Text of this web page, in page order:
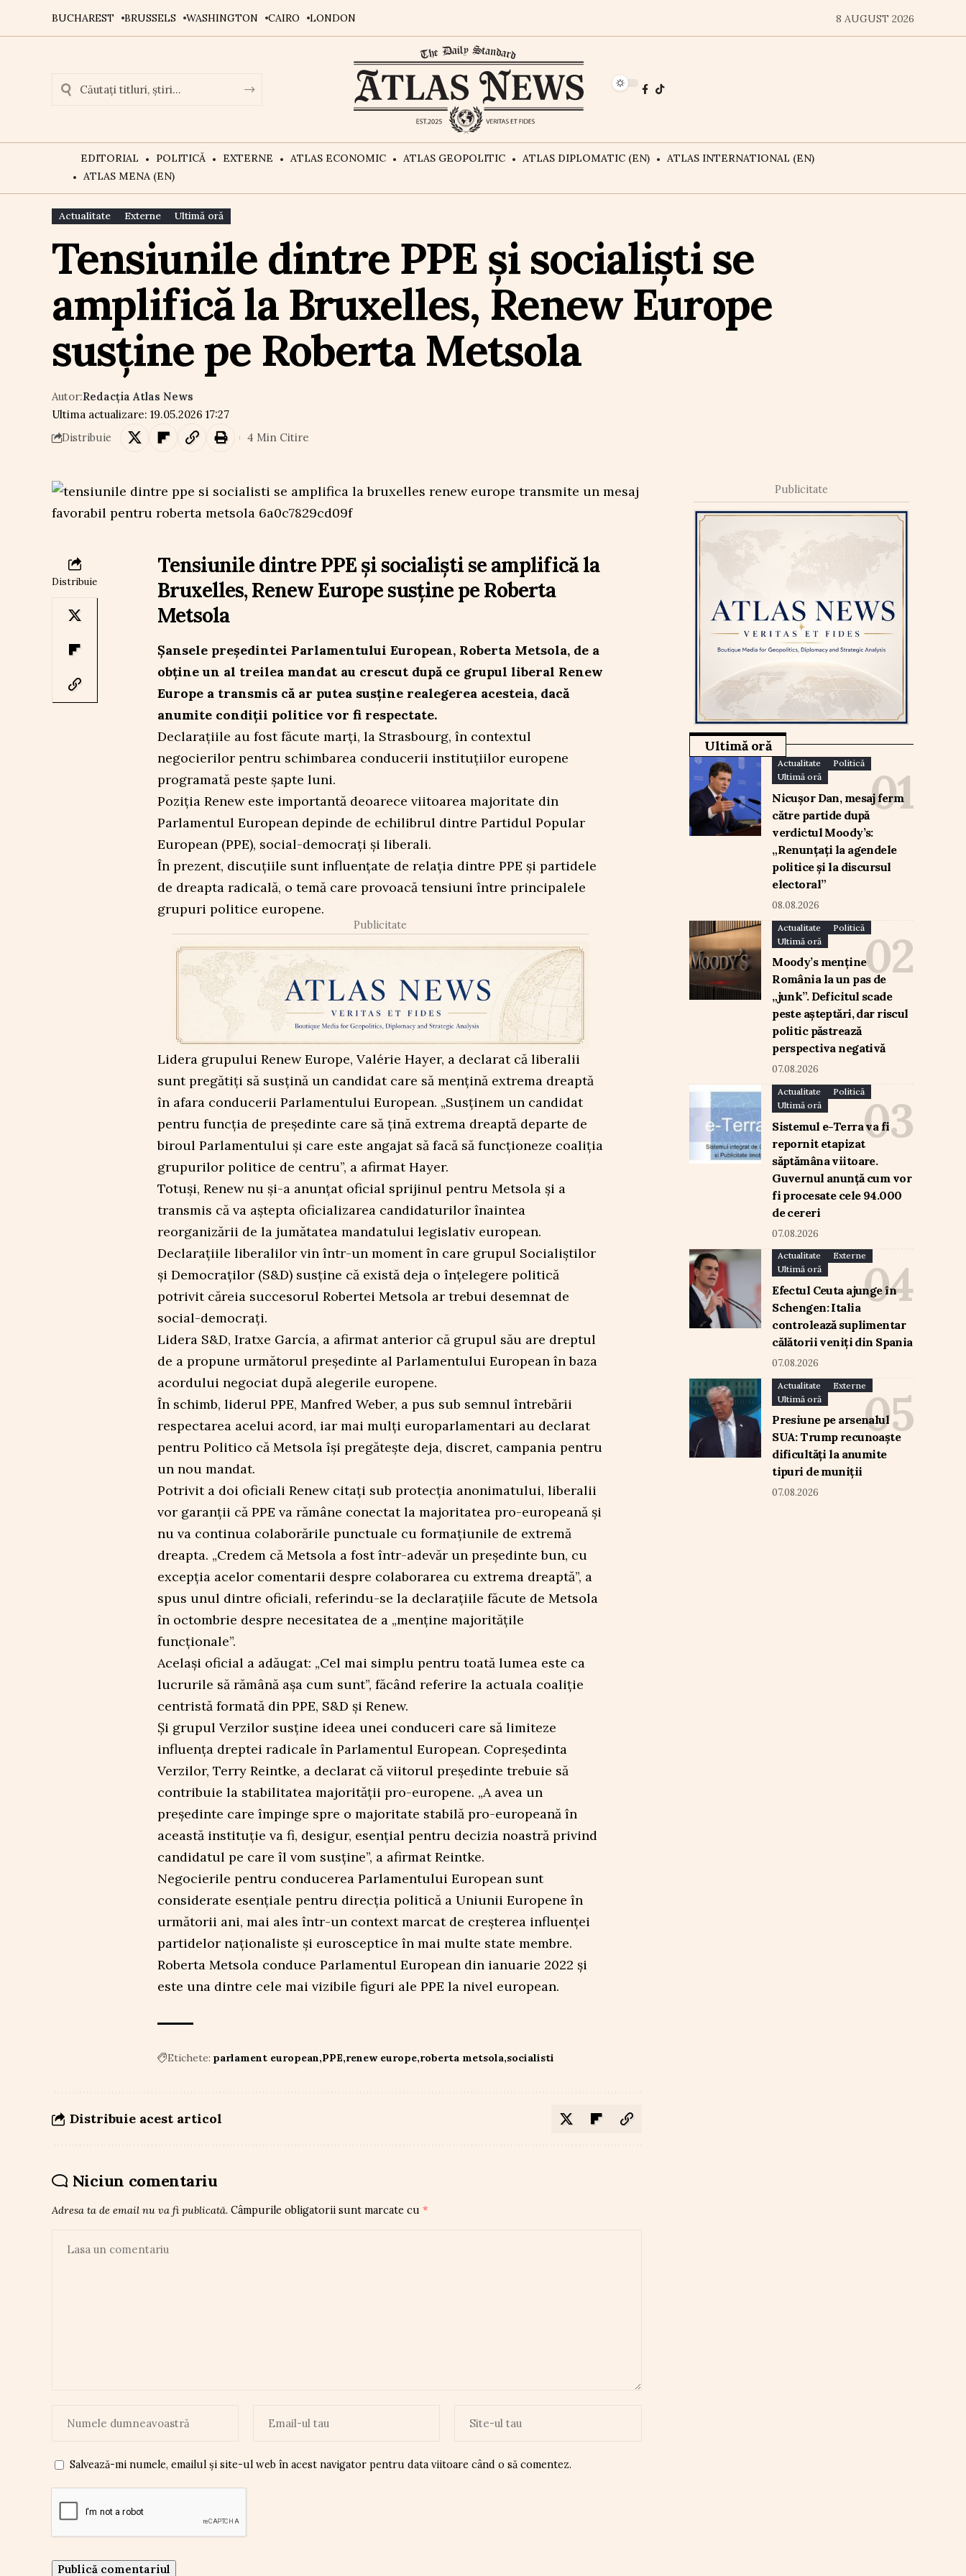
BUCHAREST BRUSSELS WASHINGTON CAIRO LONDON 8 AUGUST 2026
EDITORIAL POLITICĂ EXTERNE ATLAS ECONOMIC ATLAS GEOPOLITIC ATLAS DIPLOMATIC (EN)
ATLAS INTERNATIONAL (EN)
ATLAS MENA (EN)
Actualitate Externe Ultimă oră
Tensiunile dintre PPE și socialiști se
amplifică la Bruxelles, Renew Europe
susține pe Roberta Metsola
Ultima actualizare: 19.05.2026 17:27
Autor:Redacția Atlas News
Distribuie 4 Min Citire
Distribuie
Tensiunile dintre PPE și socialiști se amplifică la
Bruxelles, Renew Europe susține pe Roberta
Metsola
Șansele președintei Parlamentului European, Roberta Metsola, de a
obține un al treilea mandat au crescut după ce grupul liberal Renew
Europe a transmis că ar putea susține realegerea acesteia, dacă
anumite condiții politice vor fi respectate.
Declarațiile au fost făcute marți, la Strasbourg, în contextul
negocierilor pentru schimbarea conducerii instituțiilor europene
programată peste șapte luni.
Poziția Renew este importantă deoarece viitoarea majoritate din
Parlamentul European depinde de echilibrul dintre Partidul Popular
European (PPE), social-democrați și liberali.
În prezent, discuțiile sunt influențate de relația dintre PPE și partidele
de dreapta radicală, o temă care provoacă tensiuni între principalele
grupuri politice europene.
Publicitate
Lidera grupului Renew Europe, Valérie Hayer, a declarat că liberalii
sunt pregătiți să susțină un candidat care să mențină extrema dreaptă
în afara conducerii Parlamentului European. „Susținem un candidat
pentru funcția de președinte care să țină extrema dreaptă departe de
biroul Parlamentului și care este angajat să facă să funcționeze coaliția
grupurilor politice de centru”, a afirmat Hayer.
Totuși, Renew nu și-a anunțat oficial sprijinul pentru Metsola și a
transmis că va aștepta oficializarea candidaturilor înaintea
reorganizării de la jumătatea mandatului legislativ european.
Declarațiile liberalilor vin într-un moment în care grupul Socialiștilor
și Democraților (S&D) susține că există deja o înțelegere politică
potrivit căreia succesorul Robertei Metsola ar trebui desemnat de
social-democrați.
Lidera S&D, Iratxe García, a afirmat anterior că grupul său are dreptul
de a propune următorul președinte al Parlamentului European în baza
acordului negociat după alegerile europene.
În schimb, liderul PPE, Manfred Weber, a pus sub semnul întrebării
respectarea acelui acord, iar mai mulți europarlamentari au declarat
pentru Politico că Metsola își pregătește deja, discret, campania pentru
un nou mandat.
Potrivit a doi oficiali Renew citați sub protecția anonimatului, liberalii
vor garanții că PPE va rămâne conectat la majoritatea pro-europeană și
nu va continua colaborările punctuale cu formațiunile de extremă
dreapta. „Credem că Metsola a fost într-adevăr un președinte bun, cu
excepția acelor comentarii despre colaborarea cu extrema dreaptă”, a
spus unul dintre oficiali, referindu-se la declarațiile făcute de Metsola
în octombrie despre necesitatea de a „menține majoritățile
funcționale”.
Același oficial a adăugat: „Cel mai simplu pentru toată lumea este ca
lucrurile să rămână așa cum sunt”, făcând referire la actuala coaliție
centristă formată din PPE, S&D și Renew.
Și grupul Verzilor susține ideea unei conduceri care să limiteze
influența dreptei radicale în Parlamentul European. Copreședinta
Verzilor, Terry Reintke, a declarat că viitorul președinte trebuie să
contribuie la stabilitatea majorității pro-europene. „A avea un
președinte care împinge spre o majoritate stabilă pro-europeană în
această instituție va fi, desigur, esențial pentru decizia noastră privind
candidatul pe care îl vom susține”, a afirmat Reintke.
Negocierile pentru conducerea Parlamentului European sunt
considerate esențiale pentru direcția politică a Uniunii Europene în
următorii ani, mai ales într-un context marcat de creșterea influenței
partidelor naționaliste și eurosceptice în mai multe state membre.
Roberta Metsola conduce Parlamentul European din ianuarie 2022 și
este una dintre cele mai vizibile figuri ale PPE la nivel european.
Etichete: parlament european PPE renew europe roberta metsola socialisti
Distribuie acest articol
Niciun comentariu
Adresa ta de email nu va fi publicată. Câmpurile obligatorii sunt marcate cu *
Salvează-mi numele, emailul și site-ul web în acest navigator pentru data viitoare când o să comentez.
Publicitate
Ultimă oră
Actualitate
Politică
Ultimă oră
Nicușor Dan, mesaj ferm
către partide după
verdictul Moody’s:
„Renunțați la agendele
politice și la discursul
electoral”
08.08.2026
Actualitate
Politică
Ultimă oră
Moody’s menține
România la un pas de
„junk”. Deficitul scade
peste așteptări, dar riscul
politic păstrează
perspectiva negativă
07.08.2026
Actualitate
Politică
Ultimă oră
Sistemul e-Terra va fi
repornit etapizat
săptămâna viitoare.
Guvernul anunță cum vor
fi procesate cele 94.000
de cereri
07.08.2026
Actualitate
Externe
Ultimă oră
Efectul Ceuta ajunge în
Schengen: Italia
controlează suplimentar
călătorii veniți din Spania
07.08.2026
Actualitate
Externe
Ultimă oră
Presiune pe arsenalul
SUA: Trump recunoaște
dificultăți la anumite
tipuri de muniții
07.08.2026